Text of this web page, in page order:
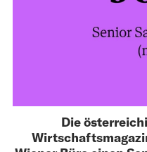
Die